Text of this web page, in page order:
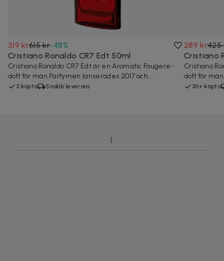
319 kr615 kr-48%
Cristiano Ronaldo CR7 Edt 50ml
Cristiano Ronaldo CR7 Edt är en Aromatic Fougere-
doft för män.Parfymen lanserades 2017 och...
3 köpta Snabb leverans
289 kr425
Cristiano
Cristiano
doft för
30+ köpta